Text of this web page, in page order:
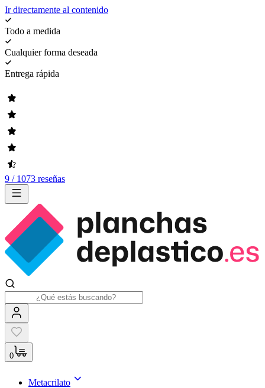
Ir directamente al contenido
Todo a medida
Cualquier forma deseada
Entrega rápida
9 / 1073 reseñas
0
Metacrilato